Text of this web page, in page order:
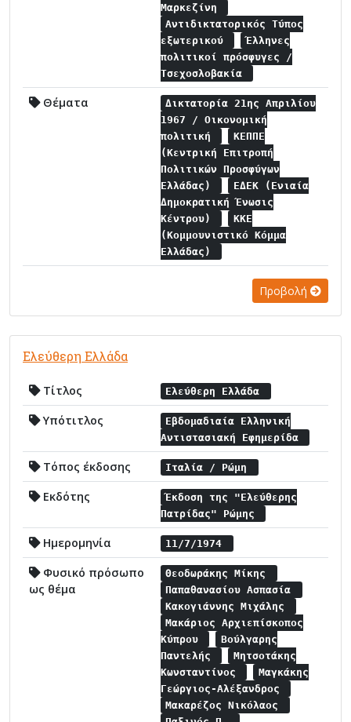
Μαρκεζίνη
Αντιδικτατορικός Τύπος
εξωτερικού
Έλληνες
πολιτικοί πρόσφυγες /
Τσεχοσλοβακία
Θέματα
Δικτατορία 21ης Απριλίου
1967 / Οικονομική
πολιτική
ΚΕΠΠΕ
(Κεντρική Επιτροπή
Πολιτικών Προσφύγων
Ελλάδας)
ΕΔΕΚ (Ενιαία
Δημοκρατική Ένωσις
Κέντρου)
ΚΚΕ
(Κομμουνιστικό Κόμμα
Ελλάδας)
Προβολή
Ελεύθερη Ελλάδα
Τίτλος Ελεύθερη Ελλάδα
Υπότιτλος
Εβδομαδιαία Ελληνική
Αντιστασιακή Εφημερίδα
Τόπος έκδοσης Ιταλία / Ρώμη
Εκδότης
Έκδοση της "Ελεύθερης
Πατρίδας" Ρώμης
Ημερομηνία 11/7/1974
Φυσικό πρόσωπο
ως θέμα
Θεοδωράκης Μίκης
Παπαθανασίου Ασπασία
Κακογιάννης Μιχάλης
Μακάριος Αρχιεπίσκοπος
Κύπρου
Βούλγαρης
Παντελής
Μητσοτάκης
Κωνσταντίνος
Μαγκάκης
Γεώργιος-Αλέξανδρος
Μακαρέζος Νικόλαος